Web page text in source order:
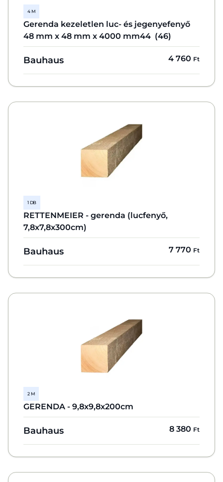
4 M
Gerenda kezeletlen luc- és jegenyefenyő
48 mm x 48 mm x 4000 mm44 (46)
Bauhaus 4 760 Ft
1 DB
RETTENMEIER - gerenda (lucfenyő,
7,8x7,8x300cm)
Bauhaus 7 770 Ft
2 M
GERENDA - 9,8x9,8x200cm
Bauhaus 8 380 Ft